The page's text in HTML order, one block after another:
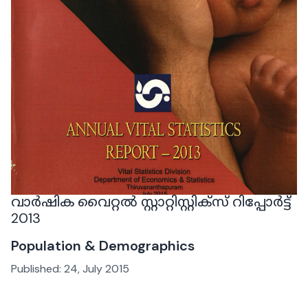
വാർഷിക വൈറ്റൽ സ്റ്റാറ്റിസ്റ്റിക്‌സ് റിപ്പോർട്ട്
2013
Population & Demographics
Published: 24, July 2015